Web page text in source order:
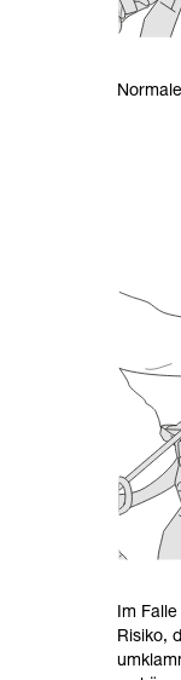
Im
Risiko,